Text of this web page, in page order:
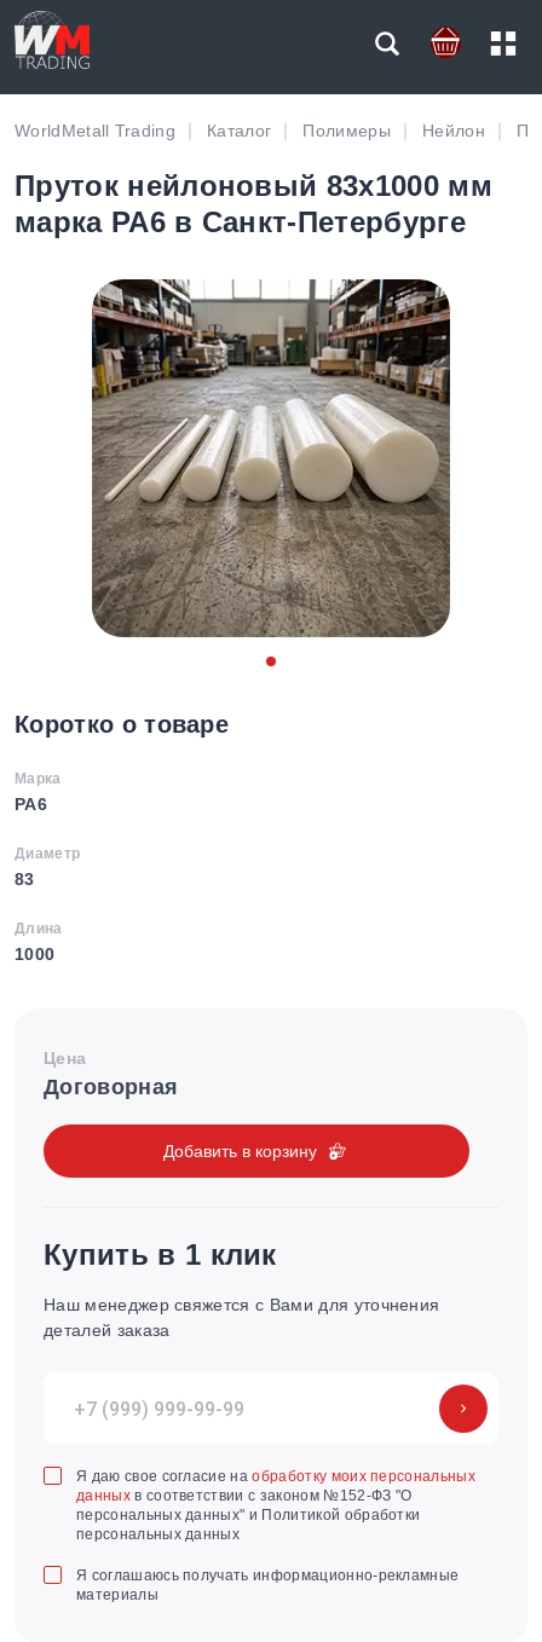
WorldMetall Trading Каталог Полимеры Нейлон
Пруток нейлоновый 83х1000 мм
марка PA6 в Санкт-Петербурге
Коротко о товаре
Марка
PA6
Диаметр
83
Длина
1000
Цена
Договорная
Добавить в корзину
Купить в 1 клик
Наш менеджер свяжется с Вами для уточнения
деталей заказа
Я даю свое согласие наобработку моих персональных
данныхв соответствии с законом №152-ФЗ "О
персональных данных" и Политикой обработки
персональных данных
Я соглашаюсь получать информационно-рекламные
материалы